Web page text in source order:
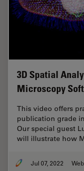
3D Spatial
Microscopy
This video offers
publication grade
Our special guest
will illustrate how
Jul 07, 2022